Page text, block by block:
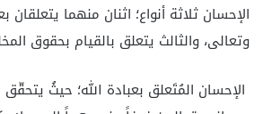
الإحسان ثلاثة أنواع؛ اثنان منهما يتعلقان
وتعالى، والثالث يتعلق بالقيام بحقوق
الإحسان المُتَعلق بعبادة الله؛ حيثُ